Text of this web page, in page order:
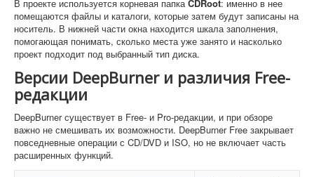
В проекте используется корневая папкаCDRoot: именно в нее
помещаются файлы и каталоги, которые затем будут записаны на
носитель. В нижней части окна находится шкала заполнения,
помогающая понимать, сколько места уже занято и насколько
проект подходит под выбранный тип диска.
Версии DeepBurner и различия Free-
редакции
DeepBurner существует в Free- и Pro-редакции, и при обзоре
важно не смешивать их возможности. DeepBurner Free закрывает
повседневные операции с CD/DVD и ISO, но не включает часть
расширенных функций.